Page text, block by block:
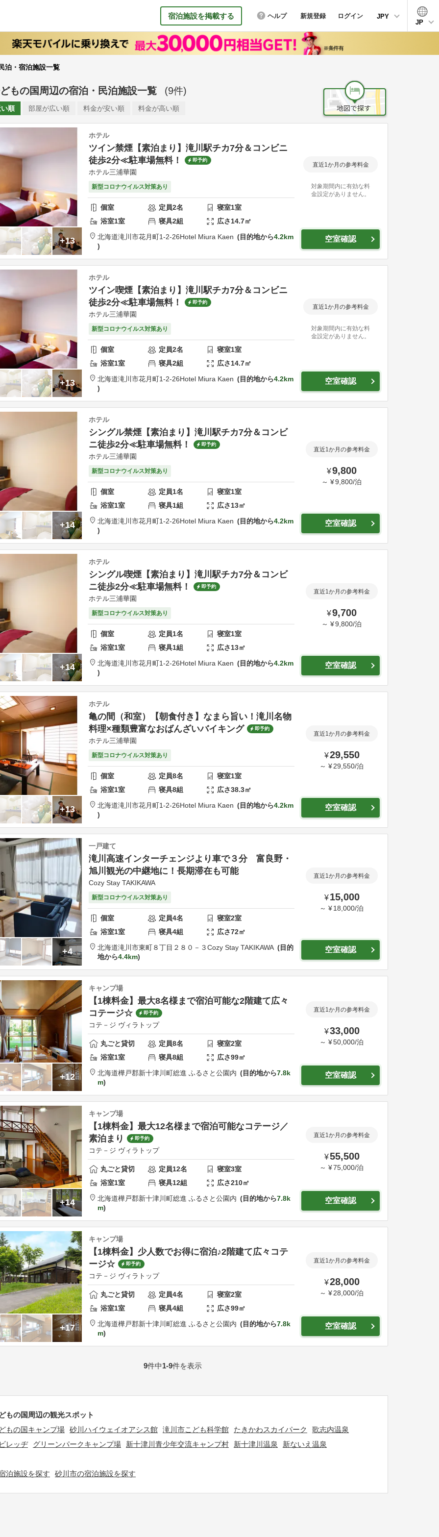
宿泊施設を掲載する ヘルプ 新規登録 ログイン
JPY
JP
泊・宿泊施設一覧
もの国周辺の宿泊・民泊施設一覧 (9件)
順 部屋が広い順 料金が安い順 料金が高い順
+13
ホテル
ツイン禁煙【素泊まり】滝川駅チカ7分＆コンビニ
徒歩2分≪駐車場無料！
即予約
ホテル三浦華園
新型コロナウイルス対策あり
個室 定員2名 寝室1室
浴室1室 寝具2組 広さ14.7㎡
北海道滝川市花月町1-2-26Hotel Miura Kaen 目的地から4.2km
直近1か月の参考料金
対象期間内に有効な料
金設定がありません。
空室確認
+13
ホテル
ツイン喫煙【素泊まり】滝川駅チカ7分＆コンビニ
徒歩2分≪駐車場無料！
即予約
ホテル三浦華園
新型コロナウイルス対策あり
個室 定員2名 寝室1室
浴室1室 寝具2組 広さ14.7㎡
北海道滝川市花月町1-2-26Hotel Miura Kaen 目的地から4.2km
直近1か月の参考料金
対象期間内に有効な料
金設定がありません。
空室確認
+14
ホテル
シングル禁煙【素泊まり】滝川駅チカ7分＆コンビ
ニ徒歩2分≪駐車場無料！
即予約
ホテル三浦華園
新型コロナウイルス対策あり
個室 定員1名 寝室1室
浴室1室 寝具1組 広さ13㎡
北海道滝川市花月町1-2-26Hotel Miura Kaen 目的地から4.2km
直近1か月の参考料金
¥9,800
～ ¥9,800/泊
空室確認
+14
ホテル
シングル喫煙【素泊まり】滝川駅チカ7分＆コンビ
ニ徒歩2分≪駐車場無料！
即予約
ホテル三浦華園
新型コロナウイルス対策あり
個室 定員1名 寝室1室
浴室1室 寝具1組 広さ13㎡
北海道滝川市花月町1-2-26Hotel Miura Kaen 目的地から4.2km
直近1か月の参考料金
¥9,700
～ ¥9,800/泊
空室確認
+13
ホテル
亀の間（和室）【朝食付き】なまら旨い！滝川名物
料理×種類豊富なおばんざいバイキング
即予約
ホテル三浦華園
新型コロナウイルス対策あり
個室 定員8名 寝室1室
浴室1室 寝具8組 広さ38.3㎡
北海道滝川市花月町1-2-26Hotel Miura Kaen 目的地から4.2km
直近1か月の参考料金
¥29,550
～ ¥ 29,550/泊
空室確認
+4
一戸建て
滝川高速インターチェンジより車で３分 富良野・
旭川観光の中継地に！長期滞在も可能
Cozy Stay TAKIKAWA
新型コロナウイルス対策あり
個室 定員4名 寝室2室
浴室1室 寝具4組 広さ72㎡
北海道滝川市東町８丁目２８０－３Cozy Stay TAKIKAWA
目的
地から4.4km
直近1か月の参考料金
¥ 15,000
～ ¥ 18,000/泊
空室確認
+12
キャンプ場
【1棟料金】最大8名様まで宿泊可能な2階建て広々
コテージ☆
即予約
コテ－ジ ヴィラトップ
丸ごと貸切 定員8名 寝室2室
浴室1室 寝具8組 広さ99㎡
北海道樺戸郡新十津川町総進 ふるさと公園内 目的地から7.8k
m
直近1か月の参考料金
¥33,000
～ ¥50,000/泊
空室確認
+14
キャンプ場
【1棟料金】最大12名様まで宿泊可能なコテージ／
素泊まり
即予約
コテ－ジ ヴィラトップ
丸ごと貸切 定員12名 寝室3室
浴室1室 寝具12組 広さ210㎡
北海道樺戸郡新十津川町総進 ふるさと公園内 目的地から7.8k
m
直近1か月の参考料金
¥55,500
～ ¥75,000/泊
空室確認
+17
キャンプ場
【1棟料金】少人数でお得に宿泊♪2階建て広々コテ
ージ☆
即予約
コテ－ジ ヴィラトップ
丸ごと貸切 定員4名 寝室2室
浴室1室 寝具4組 広さ99㎡
北海道樺戸郡新十津川町総進 ふるさと公園内 目的地から7.8k
m
直近1か月の参考料金
¥28,000
～ ¥ 28,000/泊
空室確認
9件中1-9件を表示
もの国周辺の観光スポット
もの国キャンプ場 砂川ハイウェイオアシス館 滝川市こども科学館 たきかわスカイパーク
歌志内温泉
レッヂ
グリーンパークキャンプ場 新十津川青少年交流キャンプ村 新十津川温泉
新ないえ温泉
泊施設を探す
砂川市の宿泊施設を探す